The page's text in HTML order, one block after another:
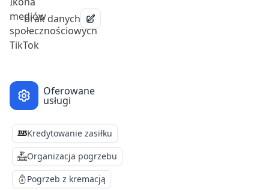
brak danych
Oferowane
usługi
Kredytowanie zasiłku
Organizacja pogrzebu
Pogrzeb z kremacją